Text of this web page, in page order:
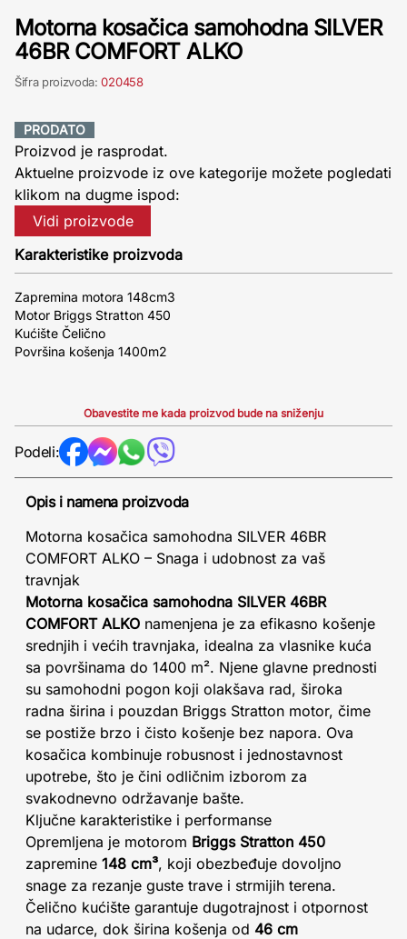
Motorna kosačica samohodna SILVER
46BR COMFORT ALKO
Šifra proizvoda:020458
PRODATO
Proizvod je rasprodat.
Aktuelne proizvode iz ove kategorije možete pogledati
klikom na dugme ispod:
Vidi proizvode
Karakteristike proizvoda
Zapremina motora 148cm3
Motor Briggs Stratton 450
Kućište Čelično
Površina košenja 1400m2
Obavestite me kada proizvod bude na sniženju
Podeli:
Opis i namena proizvoda
Motorna kosačica samohodna SILVER 46BR
COMFORT ALKO – Snaga i udobnost za vaš
travnjak
Motorna kosačica samohodna SILVER 46BR
COMFORT ALKO namenjena je za efikasno košenje
srednjih i većih travnjaka, idealna za vlasnike kuća
sa površinama do 1400 m². Njene glavne prednosti
su samohodni pogon koji olakšava rad, široka
radna širina i pouzdan Briggs Stratton motor, čime
se postiže brzo i čisto košenje bez napora. Ova
kosačica kombinuje robusnost i jednostavnost
upotrebe, što je čini odličnim izborom za
svakodnevno održavanje bašte.
Ključne karakteristike i performanse
Opremljena je motorom Briggs Stratton 450
zapremine 148 cm³, koji obezbeđuje dovoljno
snage za rezanje guste trave i strmijih terena.
Čelično kućište garantuje dugotrajnost i otpornost
na udarce, dok širina košenja od 46 cm